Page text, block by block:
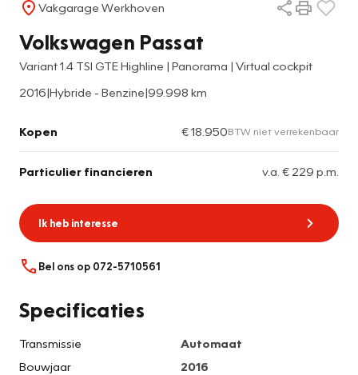
Vakgarage Werkhoven
Volkswagen Passat
Variant 1.4 TSI GTE Highline | Panorama | Virtual cockpit
2016|Hybride - Benzine|99.998 km
Kopen € 18.950BTW niet verrekenbaar
Particulier financieren v.a. € 229 p.m.
Ik heb interesse
Bel ons op 072-5710561
Specificaties
Transmissie
Automaat
Bouwjaar
2016